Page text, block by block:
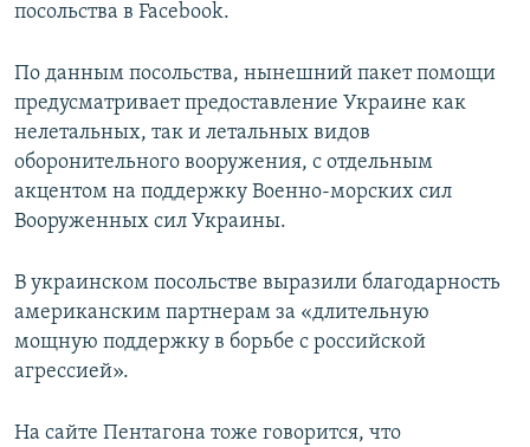
посольства в Facebook.
По данным посольства, нынешний пакет помощи
предусматривает предоставление Украине как
нелетальных, так и летальных видов
оборонительного вооружения, с отдельным
акцентом на поддержку Военно-морских сил
Вооруженных сил Украины.
В украинском посольстве выразили благодарность
американским партнерам за «длительную
мощную поддержку в борьбе с российской
агрессией».
На сайте Пентагона тоже говорится, что